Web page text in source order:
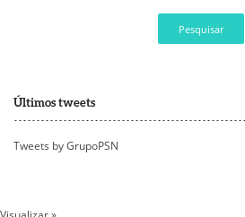
Pesquisar
Últimos tweets
Tweets by GrupoPSN